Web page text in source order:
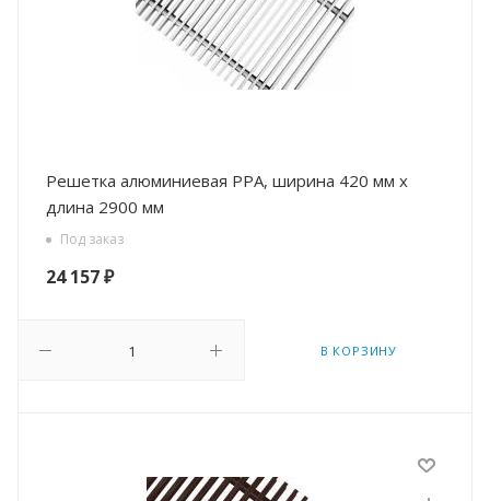
Решетка алюминиевая РРА, ширина 420 мм х
длина 2900 мм
Под заказ
24 157₽
В КОРЗИНУ